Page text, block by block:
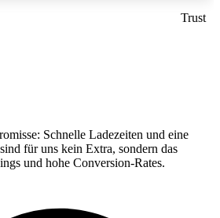
Trust
Schnelle Ladezeiten und eine
für uns kein Extra, sondern das
und hohe Conversion-Rates.